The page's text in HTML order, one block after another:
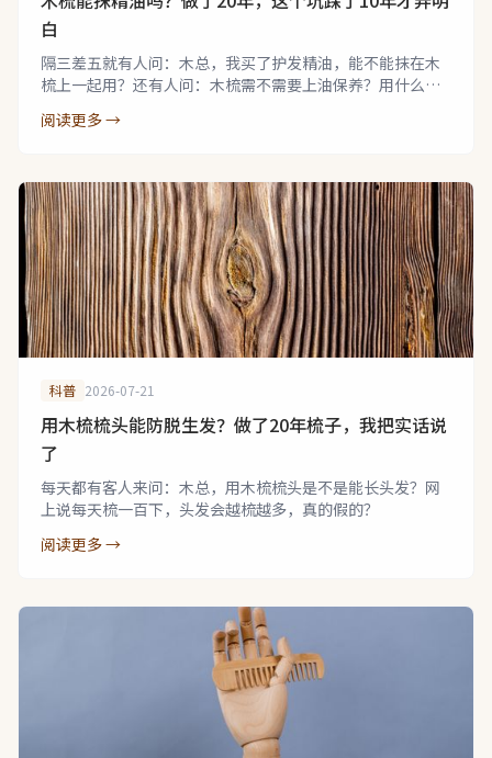
白
隔三差五就有人问：木总，我买了护发精油，能不能抹在木
梳上一起用？还有人问：木梳需不需要上油保养？用什么
阅读更多 →
科普 2026-07-21
用木梳梳头能防脱生发？做了20年梳子，我把实话说
了
每天都有客人来问：木总，用木梳梳头是不是能长头发？网
上说每天梳一百下，头发会越梳越多，真的假的？
阅读更多 →